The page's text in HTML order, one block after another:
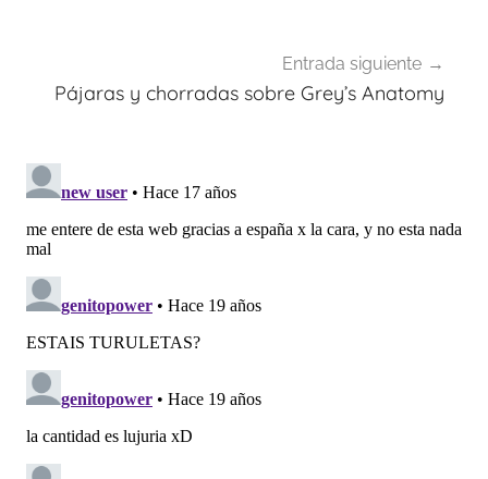
Entrada siguiente
Pájaras y chorradas sobre Grey’s Anatomy